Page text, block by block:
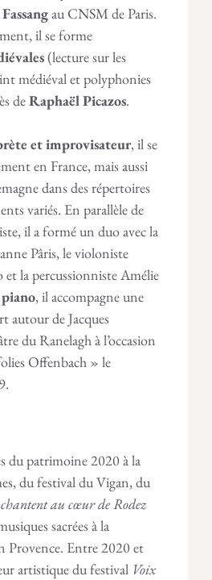
au CNSM de Paris.
il se forme
(lecture sur les
médiéval et polyphonies
deRaphaël Picazos.
et improvisateur, il se
en France, mais aussi
dans des répertoires
variés. En parallèle de
il a formé un duo avec la
Pâris, le violoniste
et la percussionniste Amélie
piano, il accompagne une
autour de Jacques
du Ranelagh à l’occasion
Offenbach » le
du patrimoine 2020 à la
du festival du Vigan, du
chantent au cœur de Rodez
sacrées à la
Provence. Entre 2020 et
artistique du festival Voix